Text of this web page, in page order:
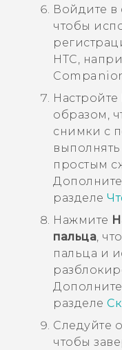
Войдите в
чтобы
HTC,
Настройте
образом,
снимки с
простым
разделе
Нажмите
пальца ,
пальца и
разделе
Следуйте
чтобы